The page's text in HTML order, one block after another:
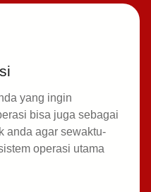
yang ingin
bisa juga sebagai
anda agar sewaktu-
operasi utama